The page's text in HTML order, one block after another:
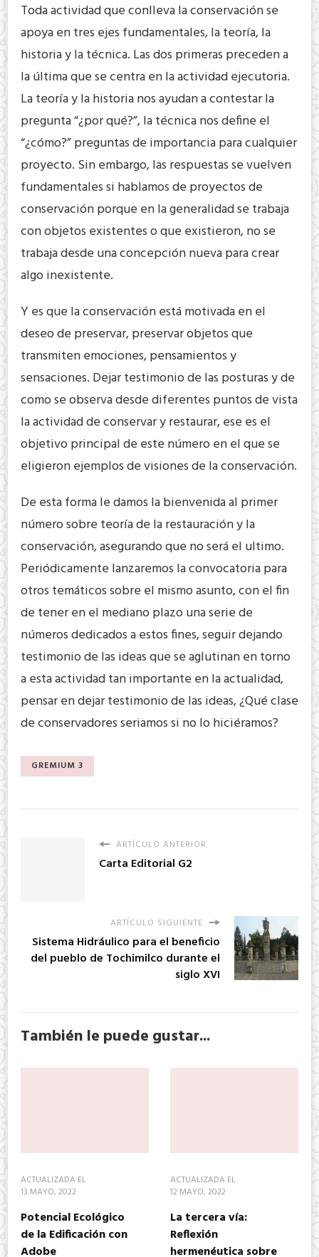
Toda actividad que conlleva la conservación se
apoya en tres ejes fundamentales, la teoría, la
historia y la técnica. Las dos primeras preceden a
la última que se centra en la actividad ejecutoria.
La teoría y la historia nos ayudan a contestar la
pregunta “¿por qué?”, la técnica nos define el
“¿cómo?” preguntas de importancia para cualquier
proyecto. Sin embargo, las respuestas se vuelven
fundamentales si hablamos de proyectos de
conservación porque en la generalidad se trabaja
con objetos existentes o que existieron, no se
trabaja desde una concepción nueva para crear
algo inexistente.
Y es que la conservación está motivada en el
deseo de preservar, preservar objetos que
transmiten emociones, pensamientos y
sensaciones. Dejar testimonio de las posturas y de
como se observa desde diferentes puntos de vista
la actividad de conservar y restaurar, ese es el
objetivo principal de este número en el que se
eligieron ejemplos de visiones de la conservación.
De esta forma le damos la bienvenida al primer
número sobre teoría de la restauración y la
conservación, asegurando que no será el ultimo.
Periódicamente lanzaremos la convocatoria para
otros temáticos sobre el mismo asunto, con el fin
de tener en el mediano plazo una serie de
números dedicados a estos fines, seguir dejando
testimonio de las ideas que se aglutinan en torno
a esta actividad tan importante en la actualidad,
pensar en dejar testimonio de las ideas, ¿Qué clase
de conservadores seriamos si no lo hiciéramos?
GREMIUM 3
ARTÍCULO ANTERIOR
Carta Editorial G2
ARTÍCULO SIGUIENTE
Sistema Hidráulico para el beneficio
del pueblo de Tochimilco durante el
siglo XVI
También le puede gustar...
ACTUALIZADA EL
13 MAYO, 2022
Potencial Ecológico
de la Edificación con
Adobe
ACTUALIZADA EL
12 MAYO, 2022
La tercera vía:
Reflexión
hermenéutica sobre